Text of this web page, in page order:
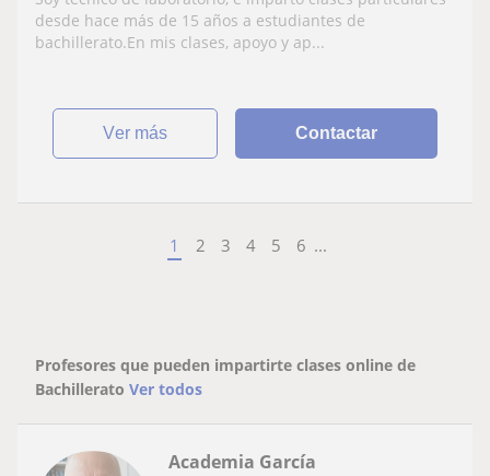
desde hace más de 15 años a estudiantes de
bachillerato.En mis clases, apoyo y ap...
ver más Contactar
1 2 3 4 5 6 ...
Profesores que pueden impartirte clases online de
Bachillerato Ver todos
Academia García